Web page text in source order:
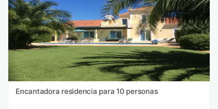
Encantadora residencia para 10 personas